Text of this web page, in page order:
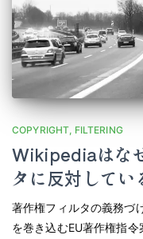
COPYRIGHT FILTERING
Wikipediaはな
タに反対してい
著作権フィルタの義務づ
を巻き込むEU著作権指